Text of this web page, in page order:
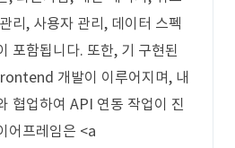
리, 사용자 관리, 데이터 스펙
포함됩니다. 또한, 기 구현된
개발이 이루어지며, 내
협업하여 API 연동 작업이 진
어프레임은 <a